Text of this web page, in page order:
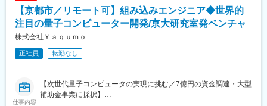
連携しながら行います。
※英語でのコミュニケーションが必要になります。翻訳ツールを使
ん。
・フルフレックス制も導入しており自由度高く働くことができま
す。
【京都市／リモート可】組み込みエンジニア◆世界的
注目の量子コンピューター開発/京大研究室発ベンチャ
株式会社Ｙａｑｕｍｏ
正社員 転勤なし
仕事内容
【次世代量子コンピュータの実現に挑む／7億円の資金調達・大型
補助金事業に採択】